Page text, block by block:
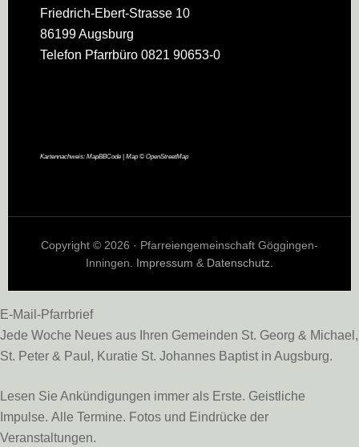
Friedrich-Ebert-Strasse 10
86199 Augsburg
Telefon Pfarrbüro 0821 90653-0
Kartennachweis: MapBBCode| Map © OpenStreetMap
Copyright © 2026 · Pfarreiengemeinschaft Göggingen-
Inningen. Impressum & Datenschutz.
E-Mail-Pfarrbrief
Jede Woche Neues aus Ihren Gemeinden St. Georg & Michael,
St. Peter & Paul, Kuratie St. Johannes Baptist in Augsburg.
Lesen Sie Ankündigungen immer als Erste. Geistliche
Impulse. Alle Termine. Fotos und Eindrücke der
Veranstaltungen.